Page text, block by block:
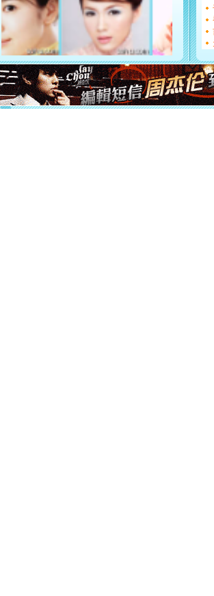
你是我
[元旦]
如
起；二
离。水
[元旦]当
泣，这痛
卖了。水
[春节]风
颜！冬去